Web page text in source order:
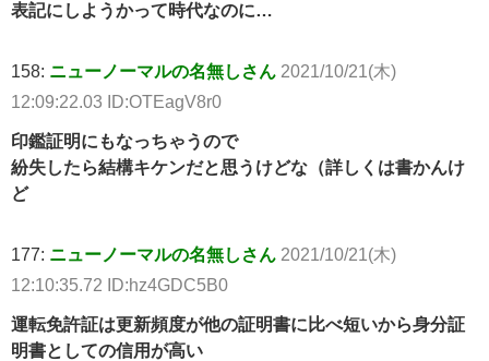
表記にしようかって時代なのに…
158: ニューノーマルの名無しさん 2021/10/21(木)
12:09:22.03 ID:OTEagV8r0
印鑑証明にもなっちゃうので
紛失したら結構キケンだと思うけどな（詳しくは書かんけ
ど
177: ニューノーマルの名無しさん 2021/10/21(木)
12:10:35.72 ID:hz4GDC5B0
運転免許証は更新頻度が他の証明書に比べ短いから身分証
明書としての信用が高い